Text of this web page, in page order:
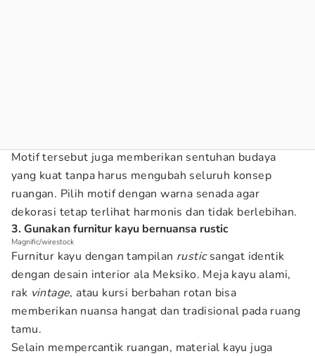
Motif tersebut juga memberikan sentuhan budaya
yang kuat tanpa harus mengubah seluruh konsep
ruangan. Pilih motif dengan warna senada agar
dekorasi tetap terlihat harmonis dan tidak berlebihan.
3. Gunakan furnitur kayu bernuansa rustic
Magnific/wirestock
Furnitur kayu dengan tampilan rusticsangat identik
dengan desain interior ala Meksiko. Meja kayu alami,
rak vintage, atau kursi berbahan rotan bisa
memberikan nuansa hangat dan tradisional pada ruang
tamu.
Selain mempercantik ruangan, material kayu juga